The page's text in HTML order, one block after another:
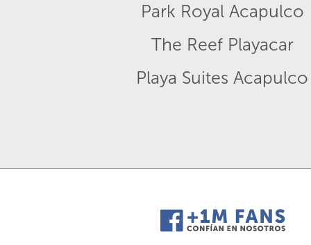
Park Royal Acapulco
The Reef Playacar
Playa Suites Acapulco